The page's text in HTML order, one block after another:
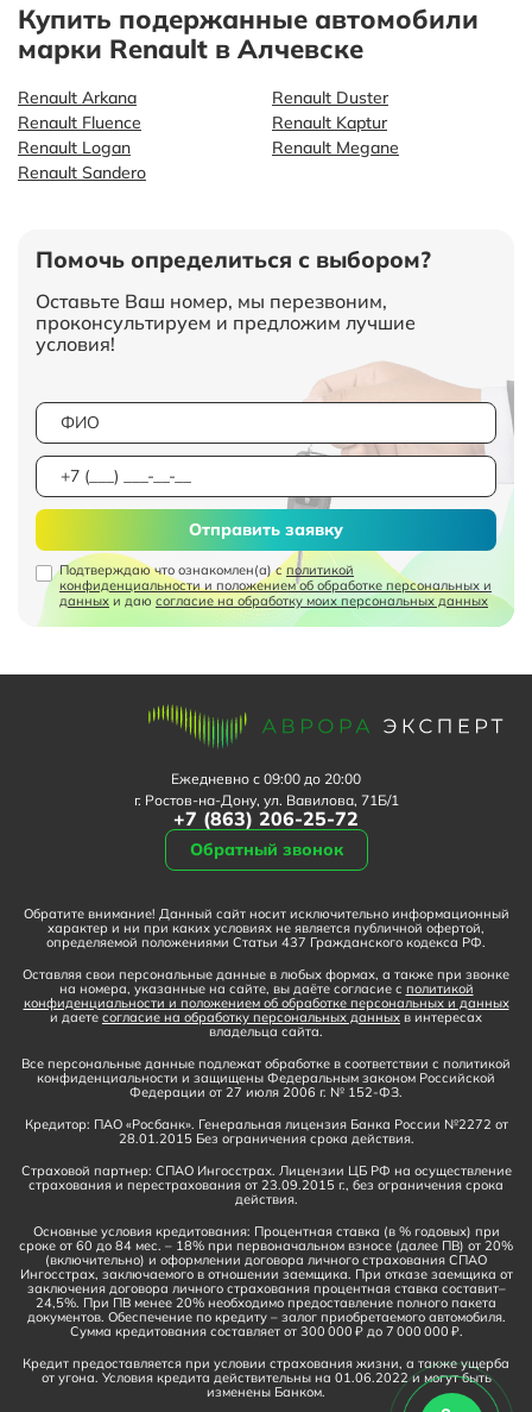
Купить подержанные автомобили
марки Renault в Алчевске
Renault Arkana
Renault Duster
Renault Fluence
Renault Kaptur
Renault Logan
Renault Megane
Renault Sandero
Помочь определиться с выбором?
Оставьте Ваш номер, мы перезвоним,
проконсультируем и предложим лучшие
условия!
Подтверждаю что ознакомлен(а) сполитикой
конфиденциальности и положением об обработке персональных и
данных и даю согласие на обработку моих персональных данных
Отправить заявку
Ежедневно с 09:00 до 20:00
г. Ростов-на-Дону, ул. Вавилова, 71Б/1
+7 (863) 206-25-72
Обратный звонок
Обратите внимание! Данный сайт носит исключительно информационный
характер и ни при каких условиях не является публичной офертой,
определяемой положениями Статьи 437 Гражданского кодекса РФ.
Оставляя свои персональные данные в любых формах, а также при звонке
на номера, указанные на сайте, вы даёте согласие с политикой
конфиденциальности и положением об обработке персональных и данных
и даете согласие на обработку персональных данных в интересах
владельца сайта.
Все персональные данные подлежат обработке в соответствии с политикой
конфиденциальности и защищены Федеральным законом Российской
Федерации от 27 июля 2006 г. № 152-ФЗ.
Кредитор: ПАО «Росбанк». Генеральная лицензия Банка России №2272 от
28.01.2015 Без ограничения срока действия.
Страховой партнер: СПАО Ингосстрах. Лицензии ЦБ РФ на осуществление
страхования и перестрахования от 23.09.2015 г., без ограничения срока
действия.
Основные условия кредитования: Процентная ставка (в % годовых) при
сроке от 60 до 84 мес. – 18% при первоначальном взносе (далее ПВ) от 20%
(включительно) и оформлении договора личного страхования СПАО
Ингосстрах, заключаемого в отношении заемщика. При отказе заемщика от
заключения договора личного страхования процентная ставка составит–
24,5%. При ПВ менее 20% необходимо предоставление полного пакета
документов. Обеспечение по кредиту – залог приобретаемого автомобиля.
Сумма кредитования составляет от 300 000 ₽ до 7 000 000 ₽.
Кредит предоставляется при условии страхования жизни, а также ущерба
от угона. Условия кредита действительны на 01.06.2022 и могут быть
изменены Банком.